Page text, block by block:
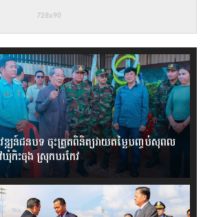
ឌ្ឍន៍ជនបទ ចុះត្រួតពិនិត្យវាយតម្លៃបញ្ចប់សុពល
កិះចុង ស្រុកបរកែវ